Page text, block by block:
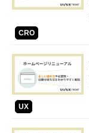
CRO
UX